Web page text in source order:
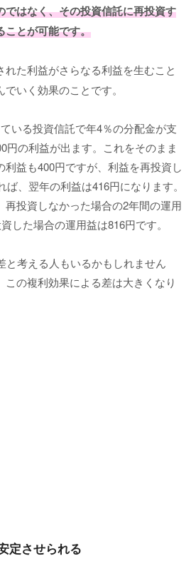
ではなく、その投資信託に再投資す
ことが可能です。
れた利益がさらなる利益を生むこと
いく効果のことです。
いる投資信託で年4％の分配金が支
円の利益が出ます。これをそのまま
利益も400円ですが、利益を再投資し
、翌年の利益は416円になります。
再投資しなかった場合の2年間の運用
した場合の運用益は816円です。
と考える人もいるかもしれません
この複利効果による差は大きくなり
定させられる